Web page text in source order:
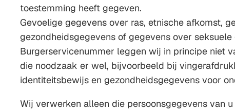
toestemming heeft gegeven.
Gevoelige gegevens over ras, etnische afkomst,
gezondheidsgegevens of gegevens over
Burgerservicenummer leggen wij in principe niet
die noodzaak er wel, bijvoorbeeld bij
identiteitsbewijs en gezondheidsgegevens voor
Wij verwerken alleen die persoonsgegevens van